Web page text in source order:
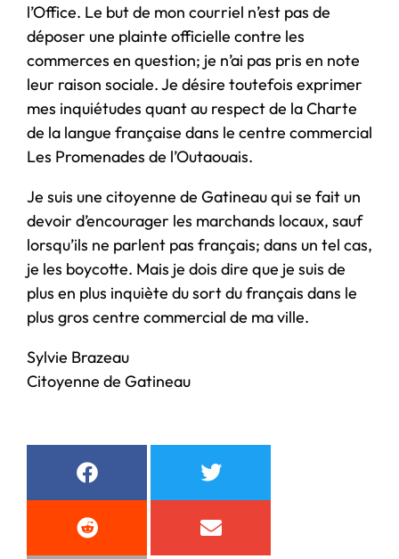
l’Office. Le but de mon courriel n’est pas de
déposer une plainte officielle contre les
commerces en question; je n’ai pas pris en note
leur raison sociale. Je désire toutefois exprimer
mes inquiétudes quant au respect de la Charte
de la langue française dans le centre commercial
Les Promenades de l’Outaouais.
Je suis une citoyenne de Gatineau qui se fait un
devoir d’encourager les marchands locaux, sauf
lorsqu’ils ne parlent pas français; dans un tel cas,
je les boycotte. Mais je dois dire que je suis de
plus en plus inquiète du sort du français dans le
plus gros centre commercial de ma ville.
Sylvie Brazeau
Citoyenne de Gatineau